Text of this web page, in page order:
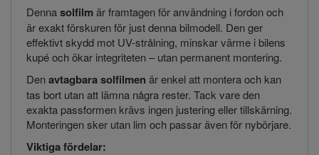
Dennasolfilmär framtagen för användning i fordon och
är exakt förskuren för just denna bilmodell. Den ger
effektivt skydd mot UV-strålning, minskar värme i bilens
kupé och ökar integriteten – utan permanent montering.
Denavtagbara solfilmen är enkel att montera och kan
tas bort utan att lämna några rester. Tack vare den
exakta passformen krävs ingen justering eller tillskärning.
Monteringen sker utan lim och passar även för nybörjare.
Viktiga fördelar: